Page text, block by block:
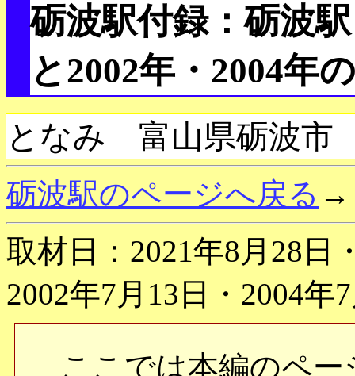
砺波駅付録：砺波
と2002年・2004年
となみ 富山県砺波市
砺波駅のページへ戻る →
取材日：2021年8月28日
2002年7月13日・2004年
ここでは本編のペー